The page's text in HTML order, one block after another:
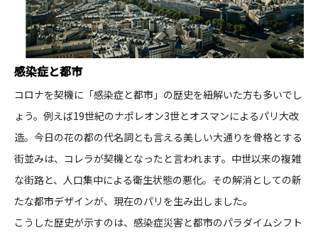
コンプライアンスポリシー
感染症と都市​
コロナを契機に「感染症と都市」の歴史を紐解いた方も多いでし
ょう。例えば19世紀のナポレオン3世とオスマンによるパリ大改
造。今日の花の都の代名詞とも言える美しい大通りを骨格とする
街並みは、コレラが契機となったと言われます。中世以来の複雑
な街路と、人口集中による衛生状態の悪化。その解消としての新
たな都市デザインが、現在のパリを生み出しました。​
こうした歴史が示すのは、感染症災害と都市のパラダイムシフト